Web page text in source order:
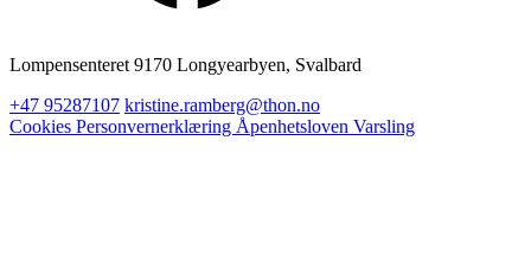
Lompensenteret 9170 Longyearbyen, Svalbard
+47 95287107 kristine.ramberg@thon.no
Cookies Personvernerklæring Åpenhetsloven Varsling